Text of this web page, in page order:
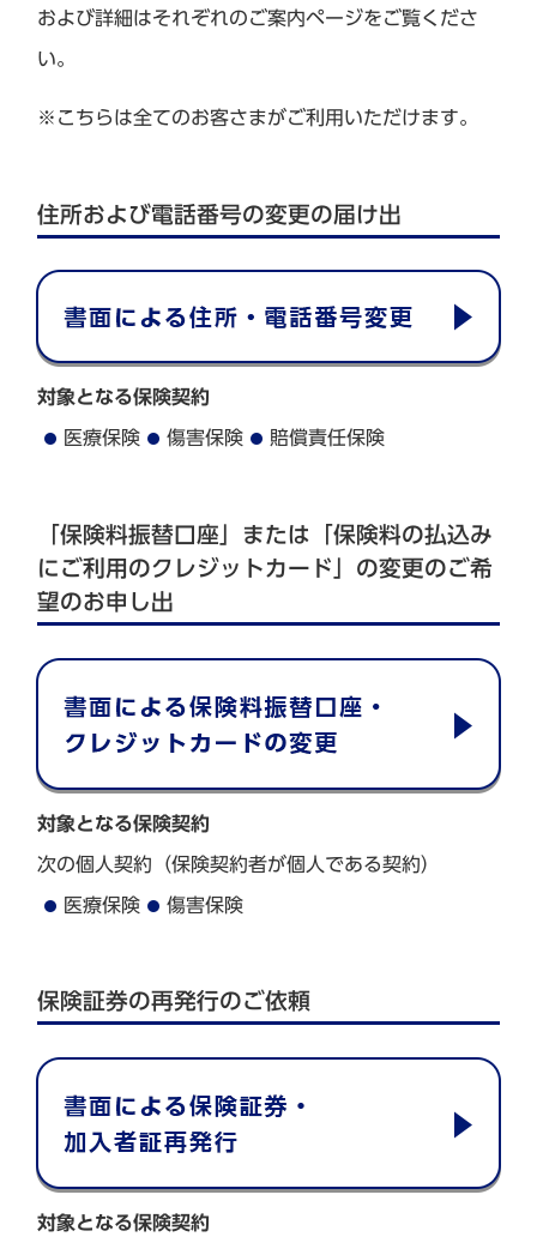
および詳細はそれぞれのご案内ページをご覧くださ
い。
※こちらは全てのお客さまがご利用いただけます。
住所および電話番号の変更の届け出
対象となる保険契約
医療保険 傷害保険 賠償責任保険
「保険料振替口座」または「保険料の払込み
にご利用のクレジットカード」の変更のご希
望のお申し出
対象となる保険契約
次の個人契約（保険契約者が個人である契約）
医療保険 傷害保険
保険証券の再発行のご依頼
対象となる保険契約